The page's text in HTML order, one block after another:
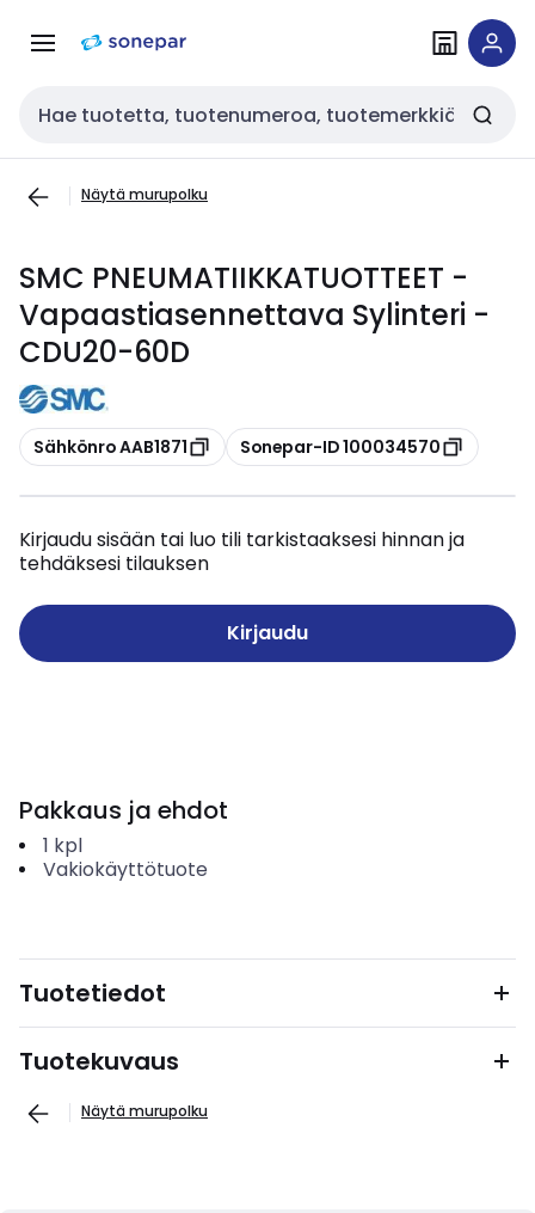
navigointiinsisältöön
Haku
Näytä murupolku
SMC PNEUMATIIKKATUOTTEET -
Vapaastiasennettava Sylinteri -
CDU20-60D
Kopioi
Sähkönro AAB1871 Kopioi
Sonepar-ID 100034570
Kirjaudu sisään tai luo tili tarkistaaksesi hinnan ja
tehdäksesi tilauksen
Kirjaudu
Pakkaus ja ehdot
1 kpl
Vakiokäyttötuote
Tuotetiedot
Tuotekuvaus
Näytä murupolku